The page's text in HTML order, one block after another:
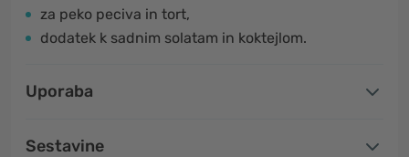
za peko peciva in tort,
dodatek k sadnim solatam in koktejlom.
Uporaba
Sestavine